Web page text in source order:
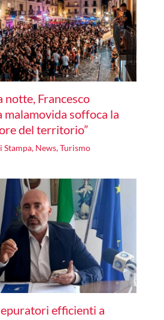
notte, Francesco
malamovida soffoca la
del territorio”
Stampa, News,Turismo
efficienti a